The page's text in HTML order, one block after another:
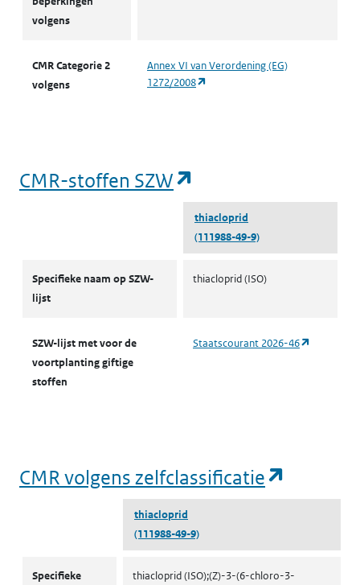
volgens
CMR Categorie 2
volgens
Annex VI van Verordening (EG)
1272/2008
CMR-stoffen SZW
thiacloprid
(111988-49-9)
Specifieke naam op SZW-
lijst
thiacloprid (ISO)
SZW-lijst met voor de
voortplanting giftige
stoffen
Staatscourant 2026-46
CMR volgens zelfclassificatie
thiacloprid
(111988-49-9)
Specifieke
thiacloprid (ISO);(Z)-3-(6-chloro-3-